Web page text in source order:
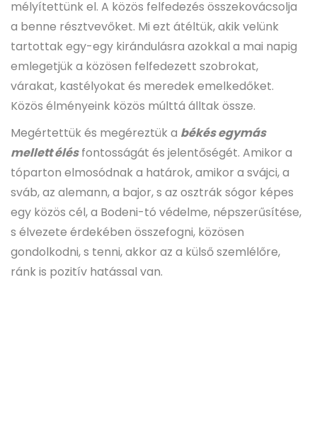
mélyítettünk el. A közös felfedezés összekovácsolja
a benne résztvevőket. Mi ezt átéltük, akik velünk
tartottak egy-egy kirándulásra azokkal a mai napig
emlegetjük a közösen felfedezett szobrokat,
várakat, kastélyokat és meredek emelkedőket.
Közös élményeink közös múlttá álltak össze.
Megértettük és megéreztük a békés egymás
mellett élés fontosságát és jelentőségét. Amikor a
tóparton elmosódnak a határok, amikor a svájci, a
sváb, az alemann, a bajor, s az osztrák sógor képes
egy közös cél, a Bodeni-tó védelme, népszerűsítése,
s élvezete érdekében összefogni, közösen
gondolkodni, s tenni, akkor az a külső szemlélőre,
ránk is pozitív hatással van.